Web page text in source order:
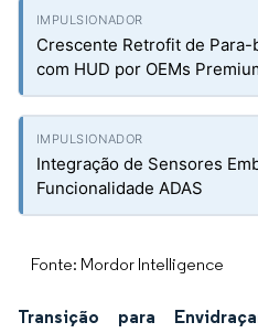
Crescente Retrofit de
com HUD por OEMs
Integração de Sensores
Funcionalidade ADAS
Fonte: Mordor Intelligence
Transição para